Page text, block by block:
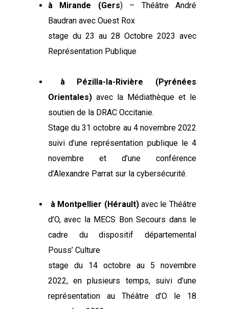
à Mirande (Gers) – Théâtre André
Baudran avec Ouest Rox
stage du 23 au 28 Octobre 2023 avec
Représentation Publique
à Pézilla-la-Rivière (Pyrénées
Orientales) avec la Médiathèque et le
soutien de la DRAC Occitanie.
Stage du 31 octobre au 4 novembre 2022
suivi d’une représentation publique le 4
novembre et d’une conférence
d’Alexandre Parrat sur la cybersécurité.
àMontpellier (Hérault) avec le Théâtre
d’O, avec la MECS Bon Secours dans le
cadre du dispositif départemental
Pouss’ Culture
stage du 14 octobre au 5 novembre
2022, en plusieurs temps, suivi d’une
représentation au Théâtre d’O le 18